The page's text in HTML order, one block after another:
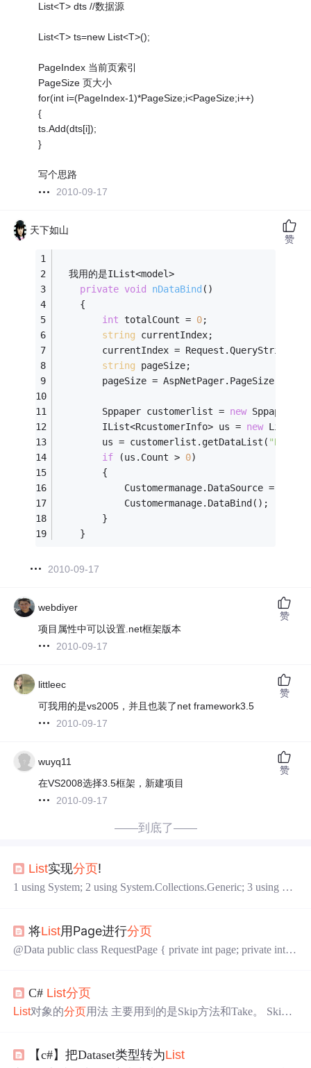
List<T> dts //数据源
List<T> ts=new List<T>();
PageIndex 当前页索引
PageSize 页大小
for(int i=(PageIndex-1)*PageSize;i<PageSize;i++)
{
ts.Add(dts[i]);
}
写个思路
2010-09-17
天下如山
  我用的是
IList<model>
private void nDataBind ()
    {
int totalCount = 0;
string currentIndex;
        currentIndex = Request.QueryString[
string pageSize;
pageSize =
        Sppaper customerlist =
new Sppaper();
        IList<RcustomerInfo> us =
new
        us = customerlist.getDataList(
if (us.Count > 0)
        {
            Customermanage.DataSource = us;
            Customermanage.DataBind();
        }
    }
2010-09-17
赞
webdiyer
项目属性中可以设置.net框架版本
2010-09-17
赞
littleec
可我用的是vs2005，并且也装了net framework3.5
2010-09-17
赞
wuyq11
在VS2008选择3.5框架，新建项目
2010-09-17
赞
——到底了——
List实现分页!
1 using System; 2 using System.Collections.Generic; 3 using Sy
将List用Page进行分页
@Data public class RequestPage { private int page; private int si
C# List分页
List对象的分页用法 主要用到的是Skip方法和Take。 Skip
了……【c#】把Dataset类型转为List